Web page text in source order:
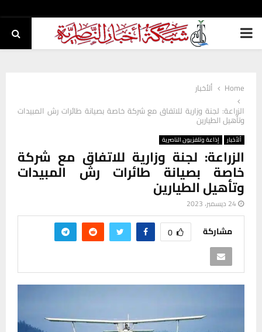
PRIMARY
Home
ألأخبار
الزراعة: لجنة وزارية للاتفاق مع شركة خاصة بصيانة طائرات رش المبيدات
وتأهيل الطيارين
ألأخبار إذاعة وتلفزيون الناصرية
الزراعة: لجنة وزارية للاتفاق مع شركة
خاصة بصيانة طائرات رش المبيدات
وتأهيل الطيارين
24 ديسمبر، 2023
مشاركة 0